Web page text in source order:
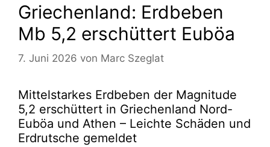
Griechenland: Erdbeben
Mb 5,2 erschüttert Euböa
7. Juni 2026 von Marc Szeglat
Mittelstarkes Erdbeben der Magnitude
5,2 erschüttert in Griechenland Nord-
Euböa und Athen – Leichte Schäden und
Erdrutsche gemeldet